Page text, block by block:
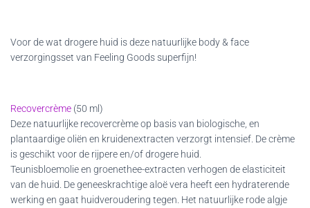
Voor de wat drogere huid is deze natuurlijke body & face
verzorgingsset van Feeling Goods superfijn!
Recovercrème (50 ml)
Deze natuurlijke recovercrème op basis van biologische, en
plantaardige oliën en kruidenextracten verzorgt intensief. De crème
is geschikt voor de rijpere en/of drogere huid.
Teunisbloemolie en groenethee-extracten verhogen de elasticiteit
van de huid. De geneeskrachtige aloë vera heeft een hydraterende
werking en gaat huidveroudering tegen. Het natuurlijke rode algje